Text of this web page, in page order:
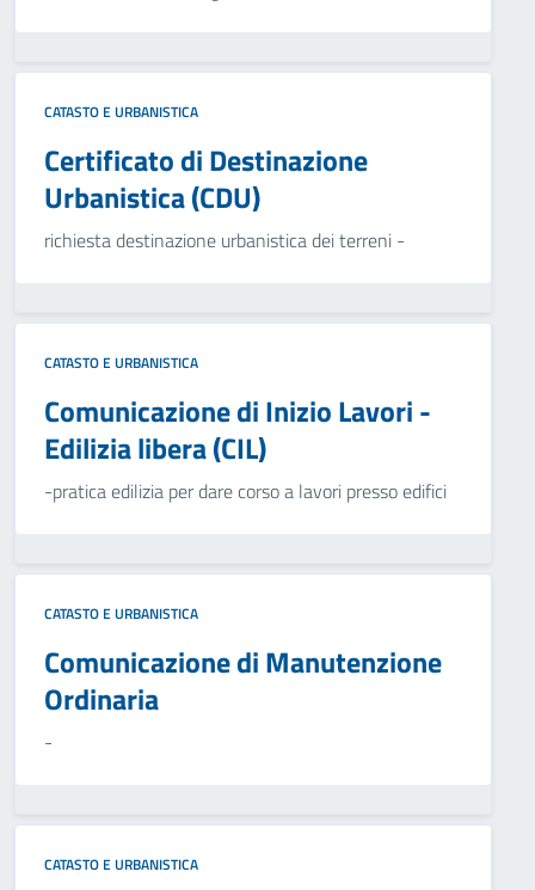
CATASTO E URBANISTICA
Certificato di Destinazione
Urbanistica (CDU)
richiesta destinazione urbanistica dei terreni -
CATASTO E URBANISTICA
Comunicazione di Inizio Lavori -
Edilizia libera (CIL)
-pratica edilizia per dare corso a lavori presso edifici
CATASTO E URBANISTICA
Comunicazione di Manutenzione
Ordinaria
-
CATASTO E URBANISTICA